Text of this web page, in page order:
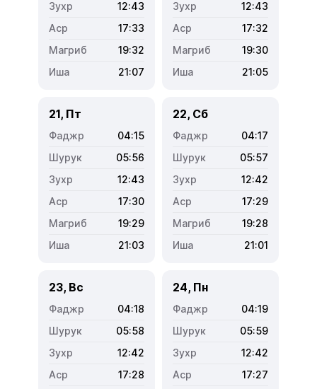
12:43
17:33
19:32
21:07
12:43
17:32
19:30
21:05
21, Пт
04:15
05:56
12:43
17:30
19:29
21:03
22, Сб
04:17
05:57
12:42
17:29
19:28
21:01
23, Вс
04:18
05:58
12:42
17:28
24, Пн
04:19
05:59
12:42
17:27